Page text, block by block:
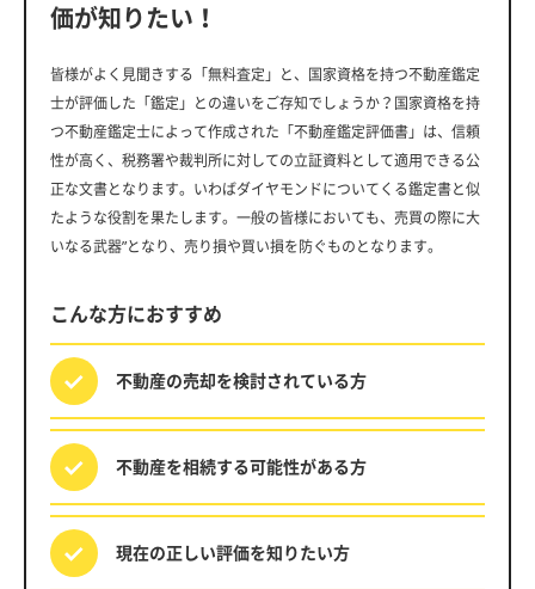
価が知りたい！
皆様がよく見聞きする「無料査定」と、国家資格を持つ不動産鑑定
士が評価した「鑑定」との違いをご存知でしょうか？国家資格を持
つ不動産鑑定士によって作成された「不動産鑑定評価書」は、信頼
性が高く、税務署や裁判所に対しての立証資料として適用できる公
正な文書となります。いわばダイヤモンドについてくる鑑定書と似
たような役割を果たします。一般の皆様においても、売買の際に大
いなる武器”となり、売り損や買い損を防ぐものとなります。
こんな方におすすめ
不動産の売却を検討されている方
不動産を相続する可能性がある方
現在の正しい評価を知りたい方